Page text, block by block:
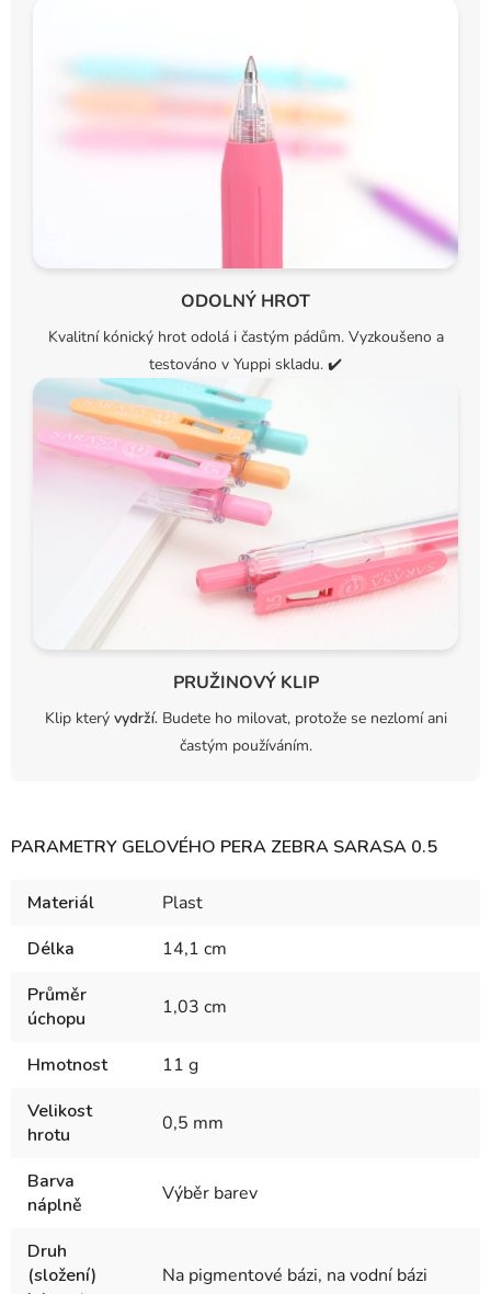
ODOLNÝ HROT
Kvalitní kónický hrot odolá i častým pádům. Vyzkoušeno a
testováno v Yuppi skladu. ✔️
PRUŽINOVÝ KLIP
Klip který vydrží. Budete ho milovat, protože se nezlomí ani
častým používáním.
PARAMETRY GELOVÉHO PERA ZEBRA SARASA 0.5
Materiál
Plast
Délka
14,1 cm
Průměr
úchopu
1,03 cm
Hmotnost
11 g
Velikost
hrotu
0,5 mm
Barva
náplně
Výběr barev
Druh
(složení)
Na pigmentové bázi, na vodní bázi